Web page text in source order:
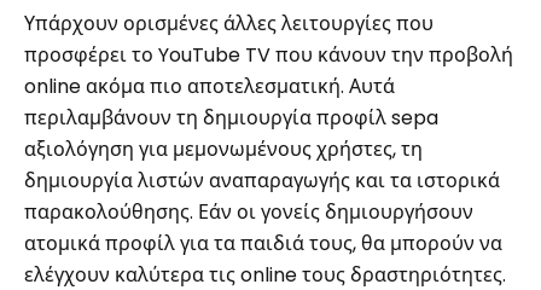
Υπάρχουν ορισμένες άλλες λειτουργίες που
προσφέρει το YouTube TV που κάνουν την προβολή
online ακόμα πιο αποτελεσματική. Αυτά
περιλαμβάνουν τη δημιουργία προφίλ sepa
αξιολόγηση για μεμονωμένους χρήστες, τη
δημιουργία λιστών αναπαραγωγής και τα ιστορικά
παρακολούθησης. Εάν οι γονείς δημιουργήσουν
ατομικά προφίλ για τα παιδιά τους, θα μπορούν να
ελέγχουν καλύτερα τις online τους δραστηριότητες.